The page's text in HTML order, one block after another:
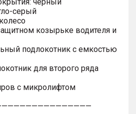
серый
козырьке водителя и
подлокотник с емкостью
для второго ряда
с микролифтом